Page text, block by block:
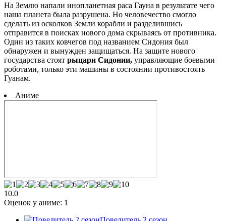
На Землю напали инопланетная раса Гауна в результате чего
наша планета была разрушена. Но человечество смогло
сделать из осколков Земли корабли и разделившись
отправится в поисках нового дома скрываясь от противника.
Один из таких ковчегов под названием Сидония был
обнаружен и вынужден защищаться. На защите нового
государства стоят рыцари Сидонии, управляющие боевыми
роботами, только эти машины в состоянии противостоять
Гуанам.
Аниме
10.0
Оценок у аниме: 1